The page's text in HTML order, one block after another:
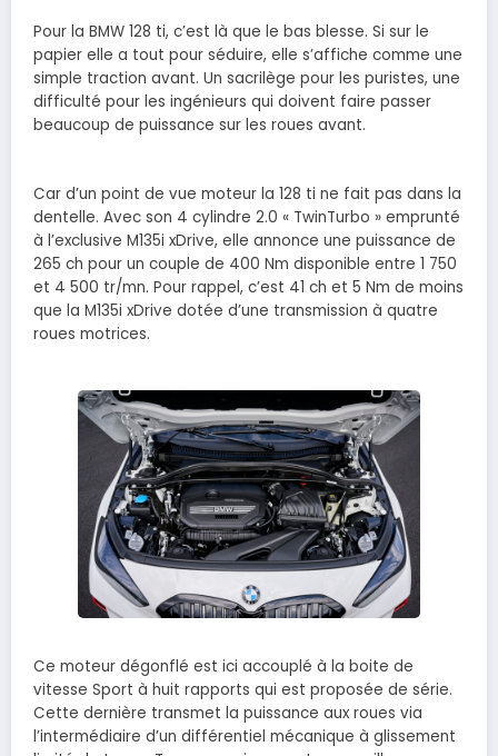
Pour la BMW 128 ti, c’est là que le bas blesse. Si sur le
papier elle a tout pour séduire, elle s’affiche comme une
simple traction avant. Un sacrilège pour les puristes, une
difficulté pour les ingénieurs qui doivent faire passer
beaucoup de puissance sur les roues avant.
Car d’un point de vue moteur la 128 ti ne fait pas dans la
dentelle. Avec son 4 cylindre 2.0 « TwinTurbo » emprunté
à l’exclusive M135i xDrive, elle annonce une puissance de
265 ch pour un couple de 400 Nm disponible entre 1 750
et 4 500 tr/mn. Pour rappel, c’est 41 ch et 5 Nm de moins
que la M135i xDrive dotée d’une transmission à quatre
roues motrices.
Ce moteur dégonflé est ici accouplé à la boite de
vitesse Sport à huit rapports qui est proposée de série.
Cette dernière transmet la puissance aux roues via
l’intermédiaire d’un différentiel mécanique à glissement